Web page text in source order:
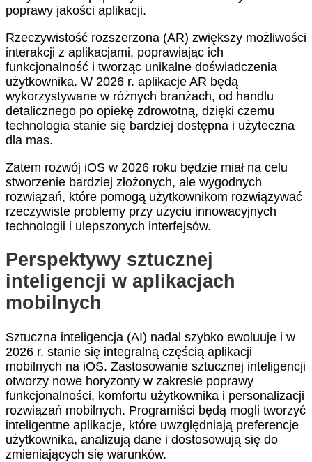
poprawy jakości aplikacji.
Rzeczywistość rozszerzona (AR) zwiększy możliwości
interakcji z aplikacjami, poprawiając ich
funkcjonalność i tworząc unikalne doświadczenia
użytkownika. W 2026 r. aplikacje AR będą
wykorzystywane w różnych branżach, od handlu
detalicznego po opiekę zdrowotną, dzięki czemu
technologia stanie się bardziej dostępna i użyteczna
dla mas.
Zatem rozwój iOS w 2026 roku będzie miał na celu
stworzenie bardziej złożonych, ale wygodnych
rozwiązań, które pomogą użytkownikom rozwiązywać
rzeczywiste problemy przy użyciu innowacyjnych
technologii i ulepszonych interfejsów.
Perspektywy sztucznej
inteligencji w aplikacjach
mobilnych
Sztuczna inteligencja (AI) nadal szybko ewoluuje i w
2026 r. stanie się integralną częścią aplikacji
mobilnych na iOS. Zastosowanie sztucznej inteligencji
otworzy nowe horyzonty w zakresie poprawy
funkcjonalności, komfortu użytkownika i personalizacji
rozwiązań mobilnych. Programiści będą mogli tworzyć
inteligentne aplikacje, które uwzględniają preferencje
użytkownika, analizują dane i dostosowują się do
zmieniających się warunków.